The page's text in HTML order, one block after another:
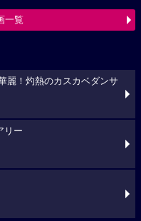
一覧
麗！灼熱のカスカベダンサ
リー